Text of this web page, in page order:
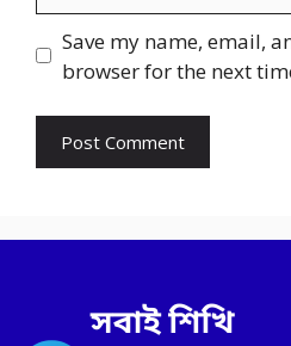
Save my name, email,
browser for the next